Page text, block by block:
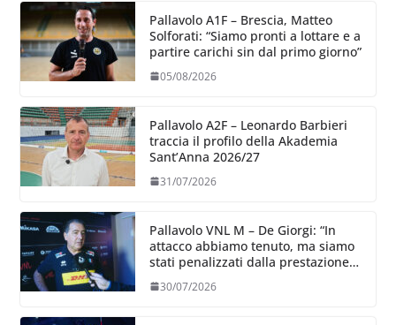
Pallavolo A1F – Brescia, Matteo
Solforati: “Siamo pronti a lottare e a
partire carichi sin dal primo giorno”
05/08/2026
Pallavolo A2F – Leonardo Barbieri
traccia il profilo della Akademia
Sant’Anna 2026/27
31/07/2026
Pallavolo VNL M – De Giorgi: “In
attacco abbiamo tenuto, ma siamo
stati penalizzati dalla prestazione
30/07/2026